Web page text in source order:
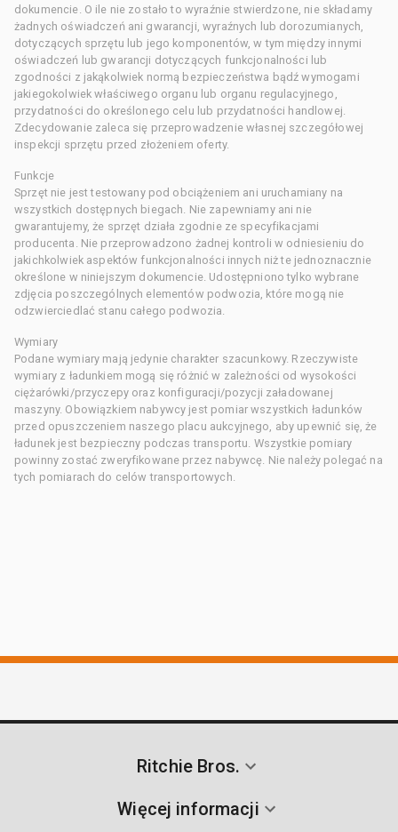
dokumencie. O ile nie zostało to wyraźnie stwierdzone, nie składamy
żadnych oświadczeń ani gwarancji, wyraźnych lub dorozumianych,
dotyczących sprzętu lub jego komponentów, w tym między innymi
oświadczeń lub gwarancji dotyczących funkcjonalności lub
zgodności z jakąkolwiek normą bezpieczeństwa bądź wymogami
jakiegokolwiek właściwego organu lub organu regulacyjnego,
przydatności do określonego celu lub przydatności handlowej.
Zdecydowanie zaleca się przeprowadzenie własnej szczegółowej
inspekcji sprzętu przed złożeniem oferty.
Funkcje
Sprzęt nie jest testowany pod obciążeniem ani uruchamiany na
wszystkich dostępnych biegach. Nie zapewniamy ani nie
gwarantujemy, że sprzęt działa zgodnie ze specyfikacjami
producenta. Nie przeprowadzono żadnej kontroli w odniesieniu do
jakichkolwiek aspektów funkcjonalności innych niż te jednoznacznie
określone w niniejszym dokumencie. Udostępniono tylko wybrane
zdjęcia poszczególnych elementów podwozia, które mogą nie
odzwierciedlać stanu całego podwozia.
Wymiary
Podane wymiary mają jedynie charakter szacunkowy. Rzeczywiste
wymiary z ładunkiem mogą się różnić w zależności od wysokości
ciężarówki/przyczepy oraz konfiguracji/pozycji załadowanej
maszyny. Obowiązkiem nabywcy jest pomiar wszystkich ładunków
przed opuszczeniem naszego placu aukcyjnego, aby upewnić się, że
ładunek jest bezpieczny podczas transportu. Wszystkie pomiary
powinny zostać zweryfikowane przez nabywcę. Nie należy polegać na
tych pomiarach do celów transportowych.
Ritchie Bros.
Więcej informacji